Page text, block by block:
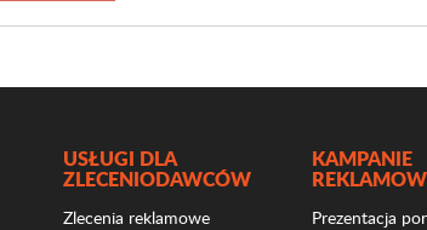
USŁUGI DLA
ZLECENIODAWCÓW
Zlecenia reklamowe
KAMPANIE
Prezentacja